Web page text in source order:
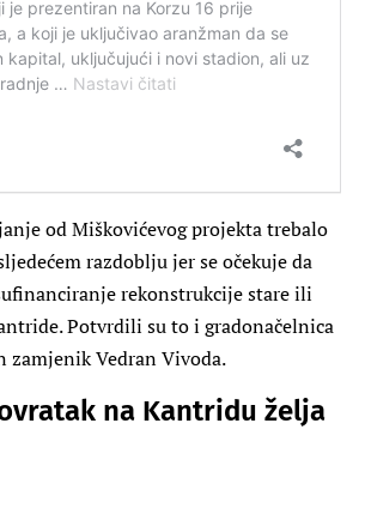
od Miškovićevog projekta trebalo
razdoblju jer se očekuje da
rekonstrukcije stare ili
Potvrdili su to i gradonačelnica
zamjenik Vedran Vivoda.
na Kantridu želja